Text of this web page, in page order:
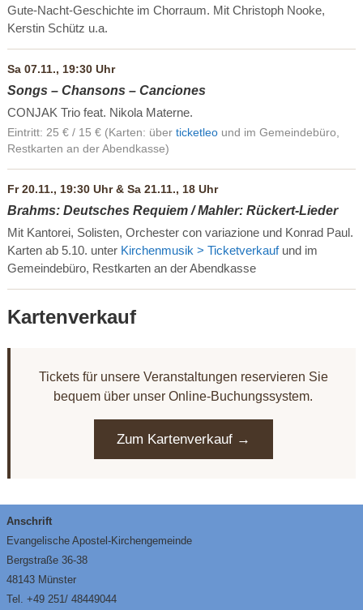
Gute-Nacht-Geschichte im Chorraum. Mit Christoph Nooke,
Kerstin Schütz u.a.
Sa 07.11., 19:30 Uhr
Songs – Chansons – Canciones
CONJAK Trio feat. Nikola Materne.
Eintritt: 25 € / 15 € (Karten: über ticketleound im Gemeindebüro,
Restkarten an der Abendkasse)
Fr 20.11., 19:30 Uhr & Sa 21.11., 18 Uhr
Brahms: Deutsches Requiem / Mahler: Rückert-Lieder
Mit Kantorei, Solisten, Orchester con variazione und Konrad Paul.
Karten ab 5.10. unter Kirchenmusik > Ticketverkauf und im
Gemeindebüro, Restkarten an der Abendkasse
Kartenverkauf
Tickets für unsere Veranstaltungen reservieren Sie
bequem über unser Online-Buchungssystem.
Zum Kartenverkauf →
Anschrift
Evangelische Apostel-Kirchengemeinde
Bergstraße 36-38
48143 Münster
Tel. +49 251/ 48449044